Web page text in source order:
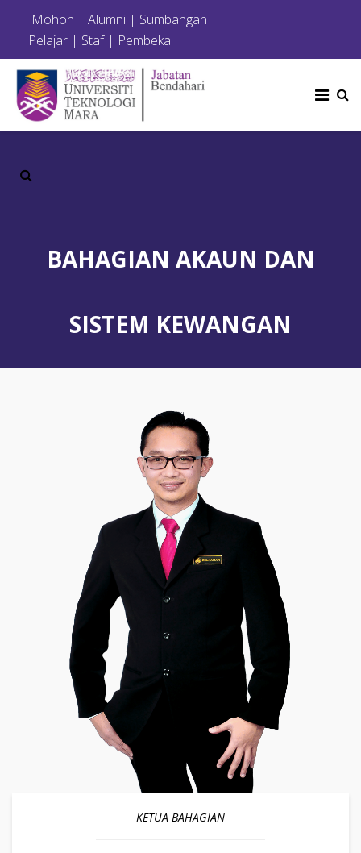
Mohon | Alumni | Sumbangan |
Pelajar | Staf| Pembekal
BAHAGIAN AKAUN DAN
SISTEM KEWANGAN
KETUA BAHAGIAN